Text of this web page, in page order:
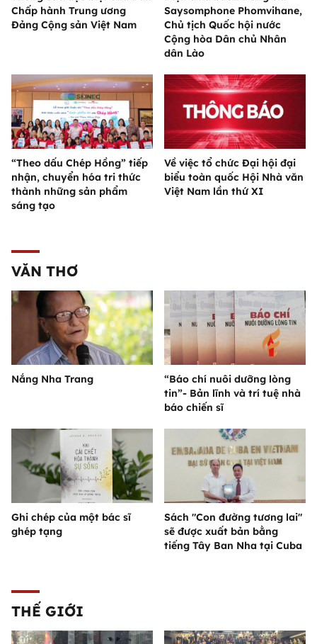
Chấp hành Trung ương
Đảng Cộng sản Việt Nam
Saysomphone Phomvihane,
Chủ tịch Quốc hội nước
Cộng hòa Dân chủ Nhân
dân Lào
“Theo dấu Chép Hồng” tiếp
nhận, chuyển hóa tri thức
thành những sản phẩm
sáng tạo
Về việc tổ chức Đại hội đại
biểu toàn quốc Hội Nhà văn
Việt Nam lần thứ XI
VĂN THƠ
Nắng Nha Trang
“Báo chí nuôi dưỡng lòng
tin”- Bản lĩnh và trí tuệ nhà
báo chiến sĩ
Ghi chép của một bác sĩ
ghép tạng
Sách "Con đường tương lai"
sẽ được xuất bản bằng
tiếng Tây Ban Nha tại Cuba
THẾ GIỚI